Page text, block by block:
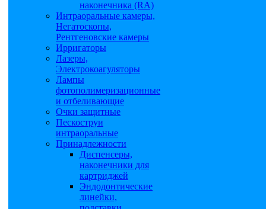
наконечника (RA)
Интраоральные камеры,
Негатоскопы,
Рентгеновские камеры
Ирригаторы
Лазеры,
Электрокоагуляторы
Лампы
фотополимеризационные
и отбеливающие
Очки защитные
Пескоструи
интраоральные
Принадлежности
Диспенсеры,
наконечники для
картриджей
Эндодонтические
линейки,